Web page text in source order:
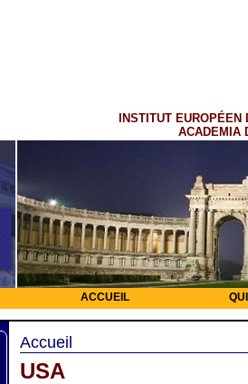
INSTITUT EUROPÉEN
ACADEMIA
ACCUEIL
Accueil
USA